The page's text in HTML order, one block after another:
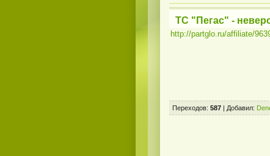
ТС "Пегас" -
http://partglo.ru/affiliate/
Переходов: 587 Добавил: